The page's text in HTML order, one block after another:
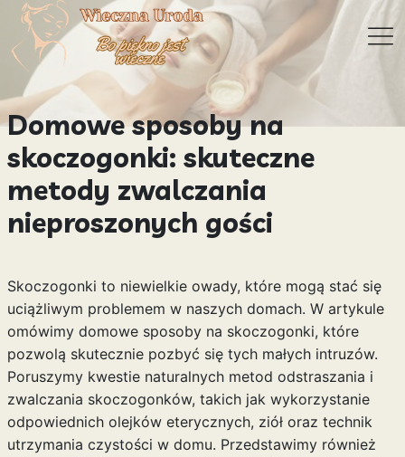
Domowe sposoby na
skoczogonki: skuteczne
metody zwalczania
nieproszonych gości
Skoczogonki to niewielkie owady, które mogą stać się
uciążliwym problemem w naszych domach. W artykule
omówimy domowe sposoby na skoczogonki, które
pozwolą skutecznie pozbyć się tych małych intruzów.
Poruszymy kwestie naturalnych metod odstraszania i
zwalczania skoczogonków, takich jak wykorzystanie
odpowiednich olejków eterycznych, ziół oraz technik
utrzymania czystości w domu. Przedstawimy również